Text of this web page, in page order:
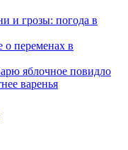
и грозы: погода в
о переменах в
яблочное повидло
варенья